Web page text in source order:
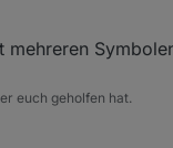
euch geholfen hat.